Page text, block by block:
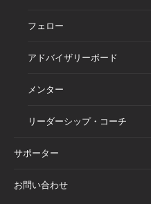
フェロー
アドバイザリーボード
メンター
リーダーシップ・コーチ
サポーター
お問い合わせ